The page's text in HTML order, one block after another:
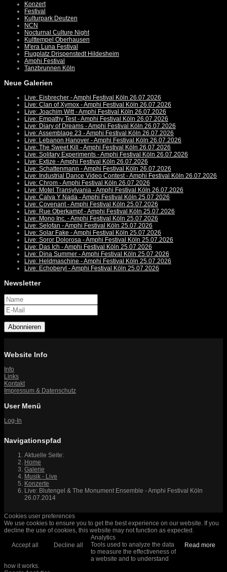
Konzert
Festival
Kulturpark Deutzen
NCN
Nocturnal Culture Night
Kulttempel Oberhausen
M'era Luna Festival
Flugplatz Drispenstedt Hildesheim
Amphi Festival
Tanzbrunnen Köln
Neue Galerien
Live: Eisbrecher - Amphi Festival Köln 26.07.2026
Live: Clan of Xymox - Amphi Festival Köln 26.07.2026
Live: Joachim Witt - Amphi Festival Köln 26.07.2026
Live: Empathy Test - Amphi Festival Köln 26.07.2026
Live: Diary of Dreams - Amphi Festival Köln 26.07.2026
Live: Assemblage 23 - Amphi Festival Köln 26.07.2026
Live: Lebanon Hanover - Amphi Festival Köln 26.07.2026
Live: The Sweet Kill - Amphi Festival Köln 26.07.2026
Live: Solitary Experiments - Amphi Festival Köln 26.07.2026
Live: Extize - Amphi Festival Köln 26.07.2026
Live: Schattenmann - Amphi Festival Köln 26.07.2026
Live: Industrial Dance Video Contest - Amphi Festival Köln 26.07.2026
Live: Chrom - Amphi Festival Köln 26.07.2026
Live: Motel Transylvania - Amphi Festival Köln 26.07.2026
Live: Calva Y Nada - Amphi Festival Köln 25.07.2026
Live: Covenant - Amphi Festival Köln 25.07.2026
Live: Rue Oberkampf - Amphi Festival Köln 25.07.2026
Live: Mono Inc. - Amphi Festival Köln 25.07.2026
Live: Selofan - Amphi Festival Köln 25.07.2026
Live: Solar Fake - Amphi Festival Köln 25.07.2026
Live: Soror Dolorosa - Amphi Festival Köln 25.07.2026
Live: Das Ich - Amphi Festival Köln 25.07.2026
Live: Dina Summer - Amphi Festival Köln 25.07.2026
Live: Heldmaschine - Amphi Festival Köln 25.07.2026
Live: Echoberyl - Amphi Festival Köln 25.07.2026
Newsletter
Abonnieren
Website Info
Info
Links
Kontakt
Impressum & Datenschutz
User Menü
Log-In
Navigationspfad
Aktuelle Seite:
Home
Galerie
Musik - Live
Konzerte
Live: Blutengel & The Monument Ensemble - Amphi Festival Köln
26.07.2014
Cookies user preferences
We use cookies to ensure you to get the best experience on our website. If you
decline the use of cookies, this website may not function as expected.
Accept all Decline all Read more
Analytics
Tools used to analyze the data
to measure the effectiveness of
a website and to understand
how it works.